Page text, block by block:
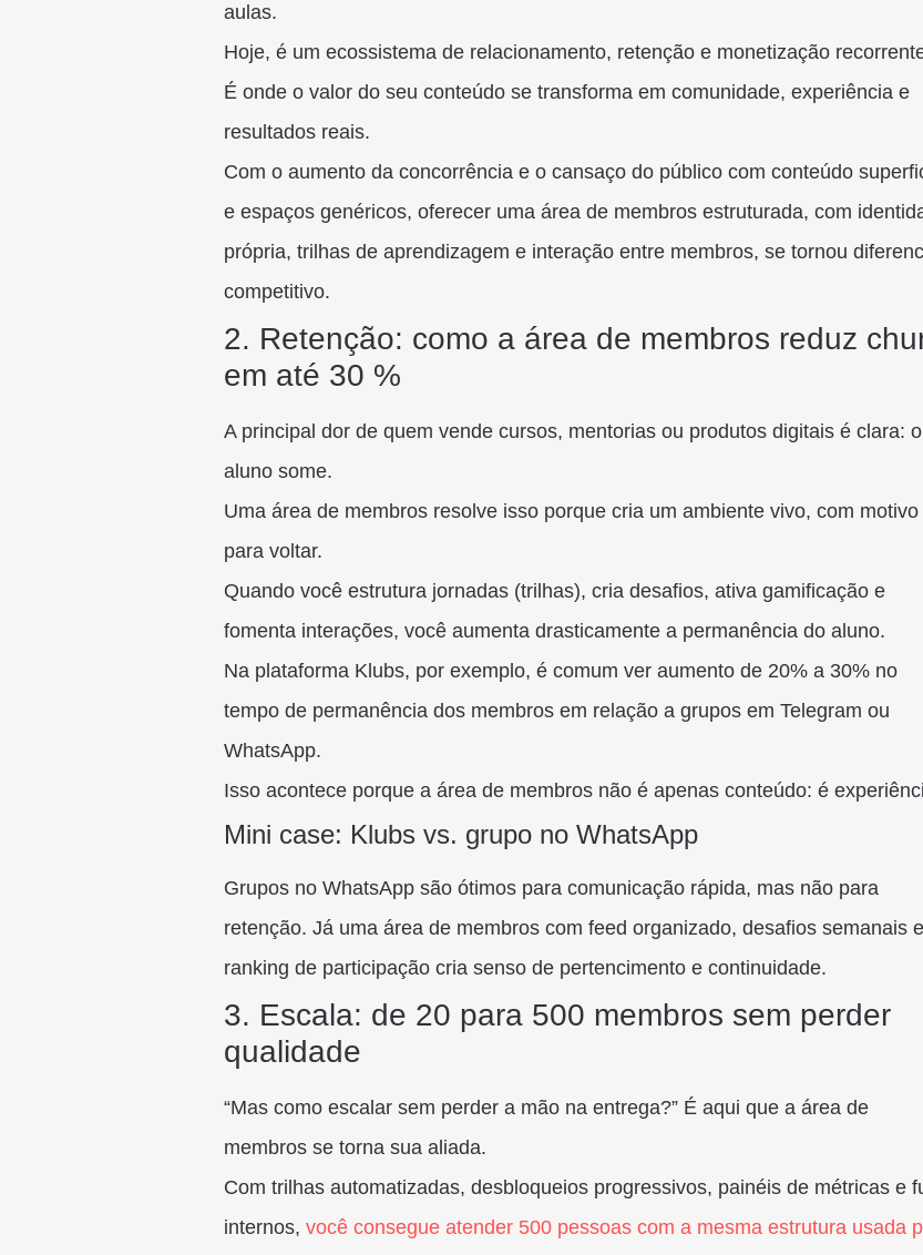
aulas.
Hoje, é um ecossistema de relacionamento, retenção e monetização
É onde o valor do seu conteúdo se transforma em comunidade, experiência e
resultados reais.
Com o aumento da concorrência e o cansaço do público com conteúdo
e espaços genéricos, oferecer uma área de membros estruturada, com
própria, trilhas de aprendizagem e interação entre membros, se tornou
competitivo.
2. Retenção: como a área de membros reduz
em até 30 %
A principal dor de quem vende cursos, mentorias ou produtos digitais é clara: o
aluno some.
Uma área de membros resolve isso porque cria um ambiente vivo, com motivo
para voltar.
Quando você estrutura jornadas (trilhas), cria desafios, ativa gamificação e
fomenta interações, você aumenta drasticamente a permanência do aluno.
Na plataforma Klubs, por exemplo, é comum ver aumento de 20% a 30% no
tempo de permanência dos membros em relação a grupos em Telegram ou
WhatsApp.
Isso acontece porque a área de membros não é apenas conteúdo: é
Mini case: Klubs vs. grupo no WhatsApp
Grupos no WhatsApp são ótimos para comunicação rápida, mas não para
retenção. Já uma área de membros com feed organizado, desafios semanais e
ranking de participação cria senso de pertencimento e continuidade.
3. Escala: de 20 para 500 membros sem perder
qualidade
“Mas como escalar sem perder a mão na entrega?” É aqui que a área de
membros se torna sua aliada.
Com trilhas automatizadas, desbloqueios progressivos, painéis de métricas e
internos, você consegue atender 500 pessoas com a mesma estrutura usada